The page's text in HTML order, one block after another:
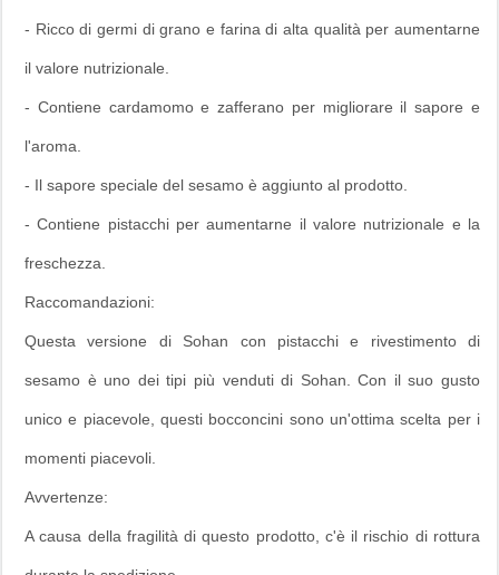
- Ricco di germi di grano e farina di alta qualità per aumentarne
il valore nutrizionale.
- Contiene cardamomo e zafferano per migliorare il sapore e
l'aroma.
- Il sapore speciale del sesamo è aggiunto al prodotto.
- Contiene pistacchi per aumentarne il valore nutrizionale e la
freschezza.
Raccomandazioni:
Questa versione di Sohan con pistacchi e rivestimento di
sesamo è uno dei tipi più venduti di Sohan. Con il suo gusto
unico e piacevole, questi bocconcini sono un'ottima scelta per i
momenti piacevoli.
Avvertenze:
A causa della fragilità di questo prodotto, c'è il rischio di rottura